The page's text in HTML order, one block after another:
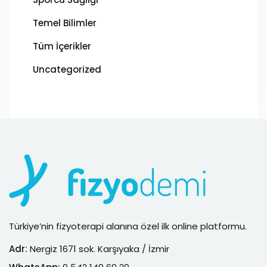
Temel Bilimler
Tüm İçerikler
Uncategorized
Türkiye’nin fizyoterapi alanına özel ilk online platformu.
Adr: Nergiz 1671 sok. Karşıyaka / İzmir